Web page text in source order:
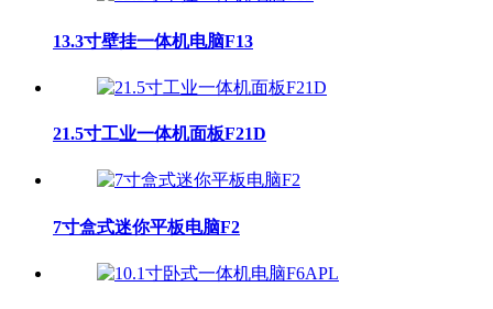
13.3寸壁挂一体机电脑F13
21.5寸工业一体机面板F21D
7寸盒式迷你平板电脑F2